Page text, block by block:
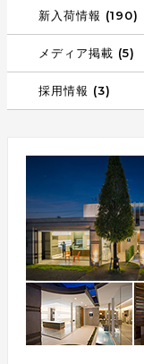
新入荷情報 (190)
メディア掲載 (5)
採用情報 (3)